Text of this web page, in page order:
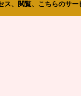
、閲覧、こちらのサ